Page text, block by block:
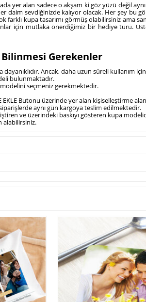
yer alan sadece o akşam ki göz yüzü değil
daim sevdiğinizde kalıyor olacak. Her şey bu
kupa tasarımı görmüş olabilirsiniz ama
için mutlaka önerdiğimiz bir hediye türü.
Bilinmesi Gerekenler
Ancak, daha uzun süreli kullanım
bulunmaktadır.
seçmeniz gerekmektedir.
Butonu üzerinde yer alan kişiselleştirme
aynı gün kargoya teslim edilmektedir.
ve üzerindeki baskıyı gösteren kupa
alabilirsiniz.